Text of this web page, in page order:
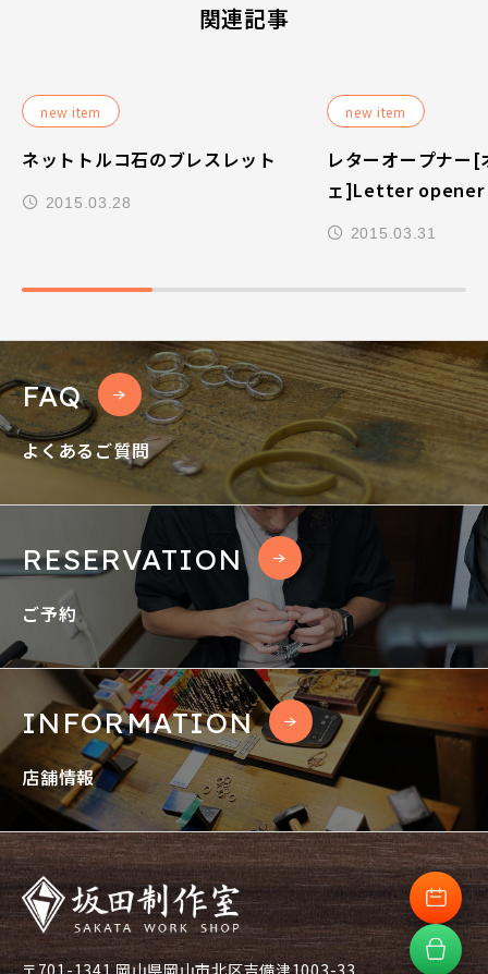
関連記事
new item
ネットトルコ石のブレスレット
2015.03.28
new item
レターオープナー[
ェ]Letter opener
2015.03.31
FAQ
よくあるご質問
RESERVATION
ご予約
INFORMATION
店舗情報
〒701-1341 岡山県岡山市北区吉備津1003-33